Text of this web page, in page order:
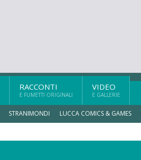
RACCONTI
E FUMETTI ORIGINALI
VIDEO
E GALLERIE
STRANIMONDI LUCCA COMICS & GAMES